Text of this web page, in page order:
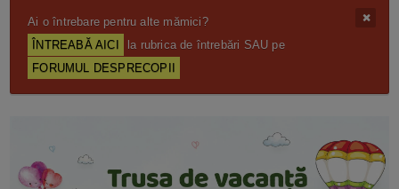
Ai o întrebare pentru alte mămici?
ÎNTREABĂ AICI
la rubrica de întrebări SAU pe
FORUMUL DESPRECOPII